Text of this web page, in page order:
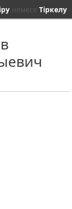
немесе Тіркелу